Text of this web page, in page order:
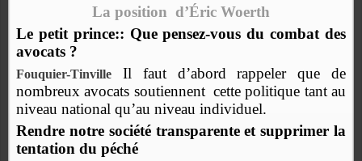
La position d’Éric Woerth
Le petit prince:: Que pensez-vous du combat des
avocats ?
Fouquier-Tinville
Il faut d’abord rappeler que de
nombreux avocats soutiennent cette politique tant au
niveau national qu’au niveau individuel.
Rendre notre société transparente et supprimer la
tentation du péché